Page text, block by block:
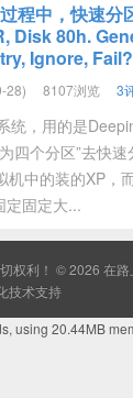
程中，快速
Disk 80h.
Ignore, Fail?
28) 8107浏览 3
统，用的是
四个分区”去快
机中的装的XP，
定固定大...
利！ © 2026 在路
技术支持
using 20.44MB